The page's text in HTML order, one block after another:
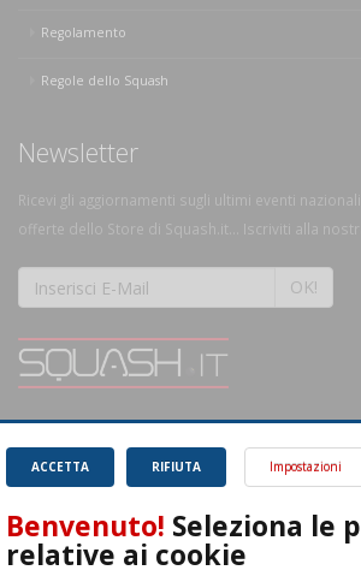
Regolamento
Regole dello Squash
Newsletter
Ricevi gli aggiornamenti sugli ultimi eventi
offerte dello Store di Squash.it... Iscriviti alla
OK!
magnifico sport.
Leggi
RIFIUTA
ACCETTA Impostazioni
Benvenuto! Seleziona le
relative ai cookie